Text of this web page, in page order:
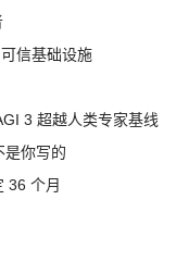
信基础设施
3 超越人类专家基线
是你写的
36 个月